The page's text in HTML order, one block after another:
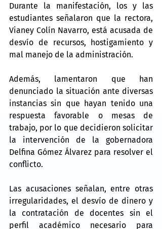
Durante la manifestación, los y las
estudiantes señalaron que la rectora,
Vianey Colín Navarro, está acusada de
desvío de recursos, hostigamiento y
mal manejo de la administración.
Además, lamentaron que han
denunciado la situación ante diversas
instancias sin que hayan tenido una
respuesta favorable o mesas de
trabajo, por lo que decidieron solicitar
la intervención de la gobernadora
Delfina Gómez Álvarez para resolver el
conflicto.
Las acusaciones señalan, entre otras
irregularidades, el desvío de dinero y
la contratación de docentes sin el
perfil académico necesario para